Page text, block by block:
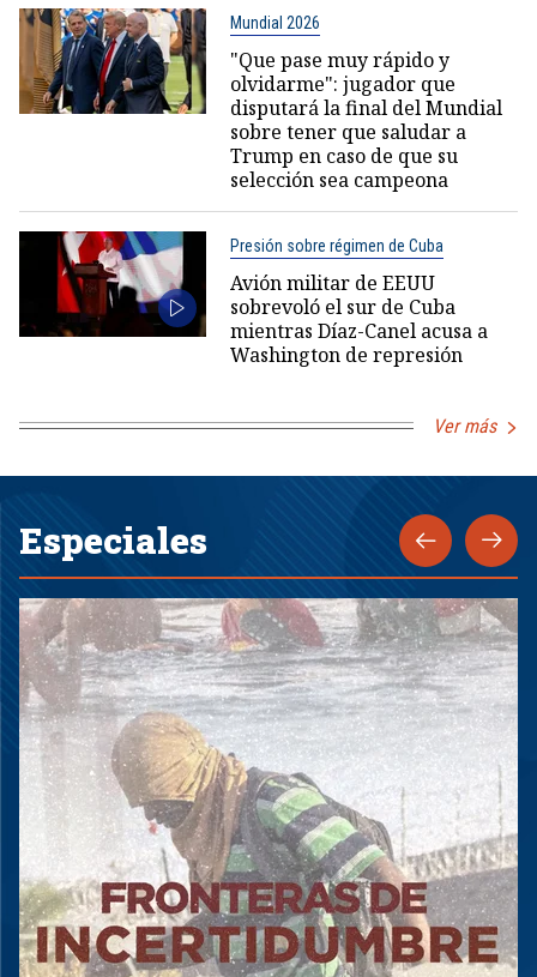
Mundial 2026
"Que pase muy rápido y
olvidarme": jugador que
disputará la final del Mundial
sobre tener que saludar a
Trump en caso de que su
selección sea campeona
Presión sobre régimen de Cuba
Avión militar de EEUU
sobrevoló el sur de Cuba
mientras Díaz-Canel acusa a
Washington de represión
Ver más
Especiales